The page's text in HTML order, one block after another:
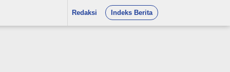
Redaksi Indeks Berita